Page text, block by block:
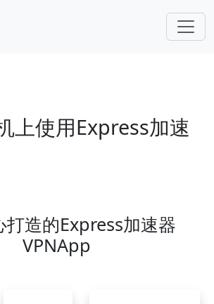
上使用Express加速
打造的Express加速器
VPNApp